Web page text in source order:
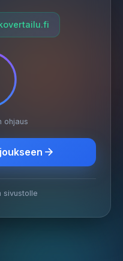
ohjaus
sivustolle